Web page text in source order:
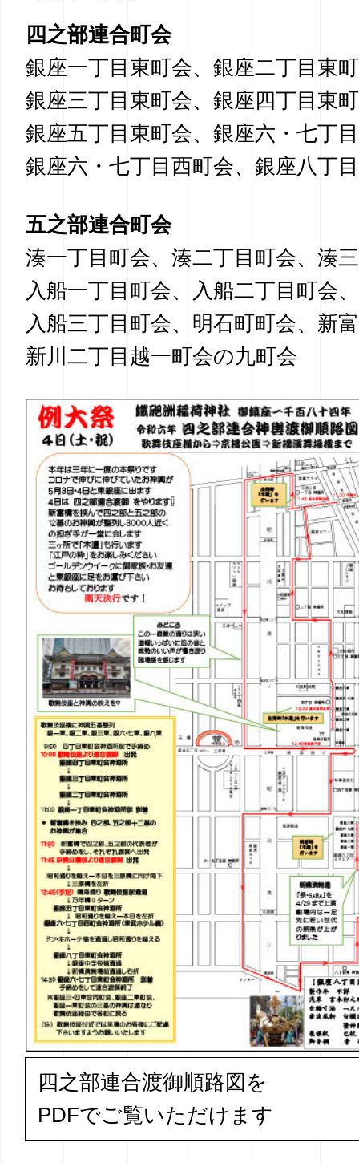
四之部連合町会
銀座一丁目東町会、 銀座二丁目東
銀座三丁目東町会、 銀座四丁目東
銀座五丁目東町会、 銀座六・七丁
銀座六・七丁目西町会、 銀座八丁
五之部連合町会
湊一丁目町会、 湊二丁目町会、 湊
入船一丁目町会、 入船二丁目町会、
入船三丁目町会、 明石町町会、 新
新川二丁目越一町会の九町会
四之部連合渡御順路図を
PDFでご覧いただけます